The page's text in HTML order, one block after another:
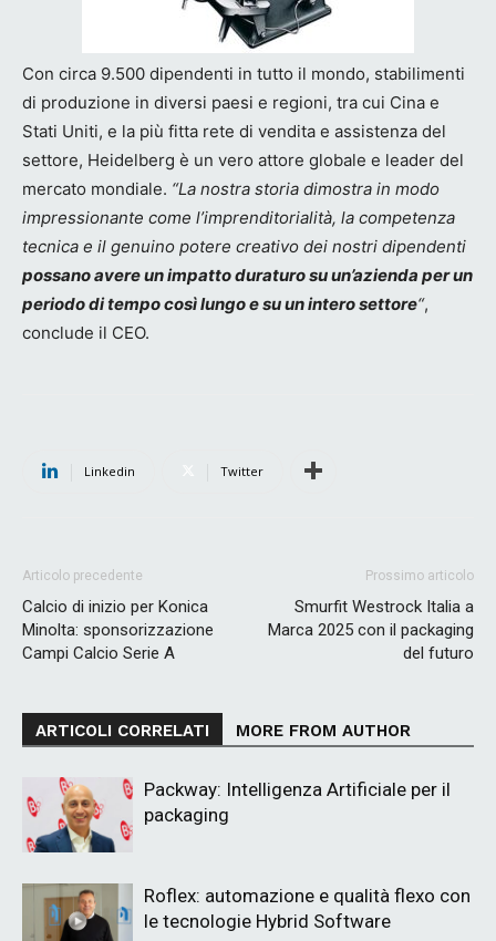
Con circa 9.500 dipendenti in tutto il mondo, stabilimenti
di produzione in diversi paesi e regioni, tra cui Cina e
Stati Uniti, e la più fitta rete di vendita e assistenza del
settore, Heidelberg è un vero attore globale e leader del
mercato mondiale. “La nostra storia dimostra in modo
impressionante come l’imprenditorialità, la competenza
tecnica e il genuino potere creativo dei nostri dipendenti
possano avere un impatto duraturo su un’azienda per un
periodo di tempo così lungo e su un intero settore“,
conclude il CEO.
Linkedin Twitter
Articolo precedente
Calcio di inizio per Konica
Minolta: sponsorizzazione
Campi Calcio Serie A
Prossimo articolo
Smurfit Westrock Italia a
Marca 2025 con il packaging
del futuro
ARTICOLI CORRELATI MORE FROM AUTHOR
Packway: Intelligenza Artificiale per il
packaging
Roflex: automazione e qualità flexo con
le tecnologie Hybrid Software